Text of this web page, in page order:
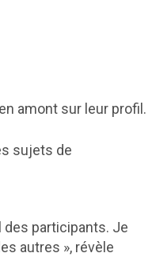
amont sur leur profil.
sujets de
des participants. Je
autres », révèle